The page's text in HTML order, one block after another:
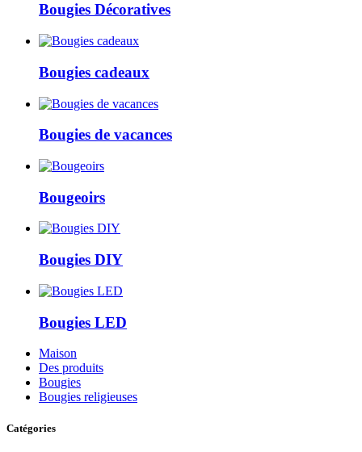
Bougies Décoratives
Bougies cadeaux
Bougies de vacances
Bougeoirs
Bougies DIY
Bougies LED
Maison
Des produits
Bougies
Bougies religieuses
Catégories